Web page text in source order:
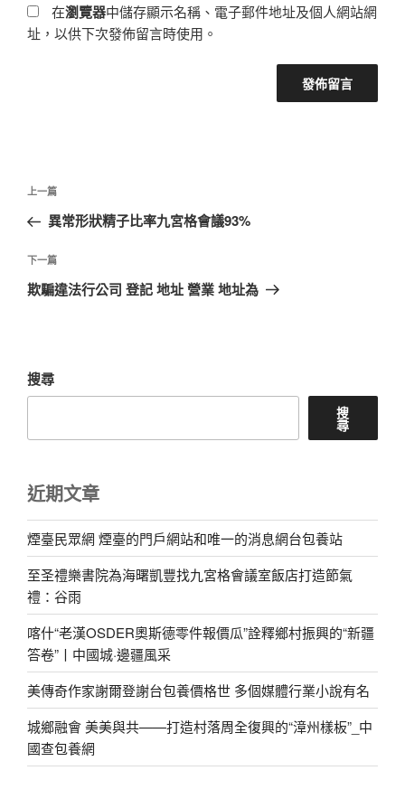
在瀏覽器中儲存顯示名稱、電子郵件地址及個人網站網
址，以供下次發佈留言時使用。
文
導
覽
上
一
文
章
上一篇
異常形狀精子比率九宮格會議93%
下
一
下一篇
欺騙違法行公司 登記 地址 營業 地址為
搜尋
搜
尋
近期文章
煙臺民眾網 煙臺的門戶網站和唯一的消息網台包養站
至圣禮樂書院為海曙凱豐找九宮格會議室飯店打造節氣
禮：谷雨
喀什“老漢OSDER奧斯德零件報價瓜”詮釋鄉村振興的“新疆
答卷”丨中國城·邊疆風采
美傳奇作家謝爾登謝台包養價格世 多個媒體行業小說有名
城鄉融會 美美與共——打造村落周全復興的“漳州樣板”_中
國查包養網